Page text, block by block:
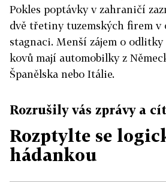
Pokles poptávky v zahraničí
dvě třetiny tuzemských firem v
stagnaci. Menší zájem o odlitky
kovů mají automobilky z
Španělska nebo Itálie.
Rozrušily vás zprávy a
Rozptylte se
hádankou